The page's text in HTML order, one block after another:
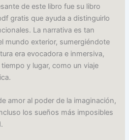
de este libro fue su libro
gratis que ayuda a distinguirlo
La narrativa es tan
mundo exterior, sumergiéndote
era evocadora e inmersiva,
y lugar, como un viaje
amor al poder de la imaginación,
los sueños más imposibles